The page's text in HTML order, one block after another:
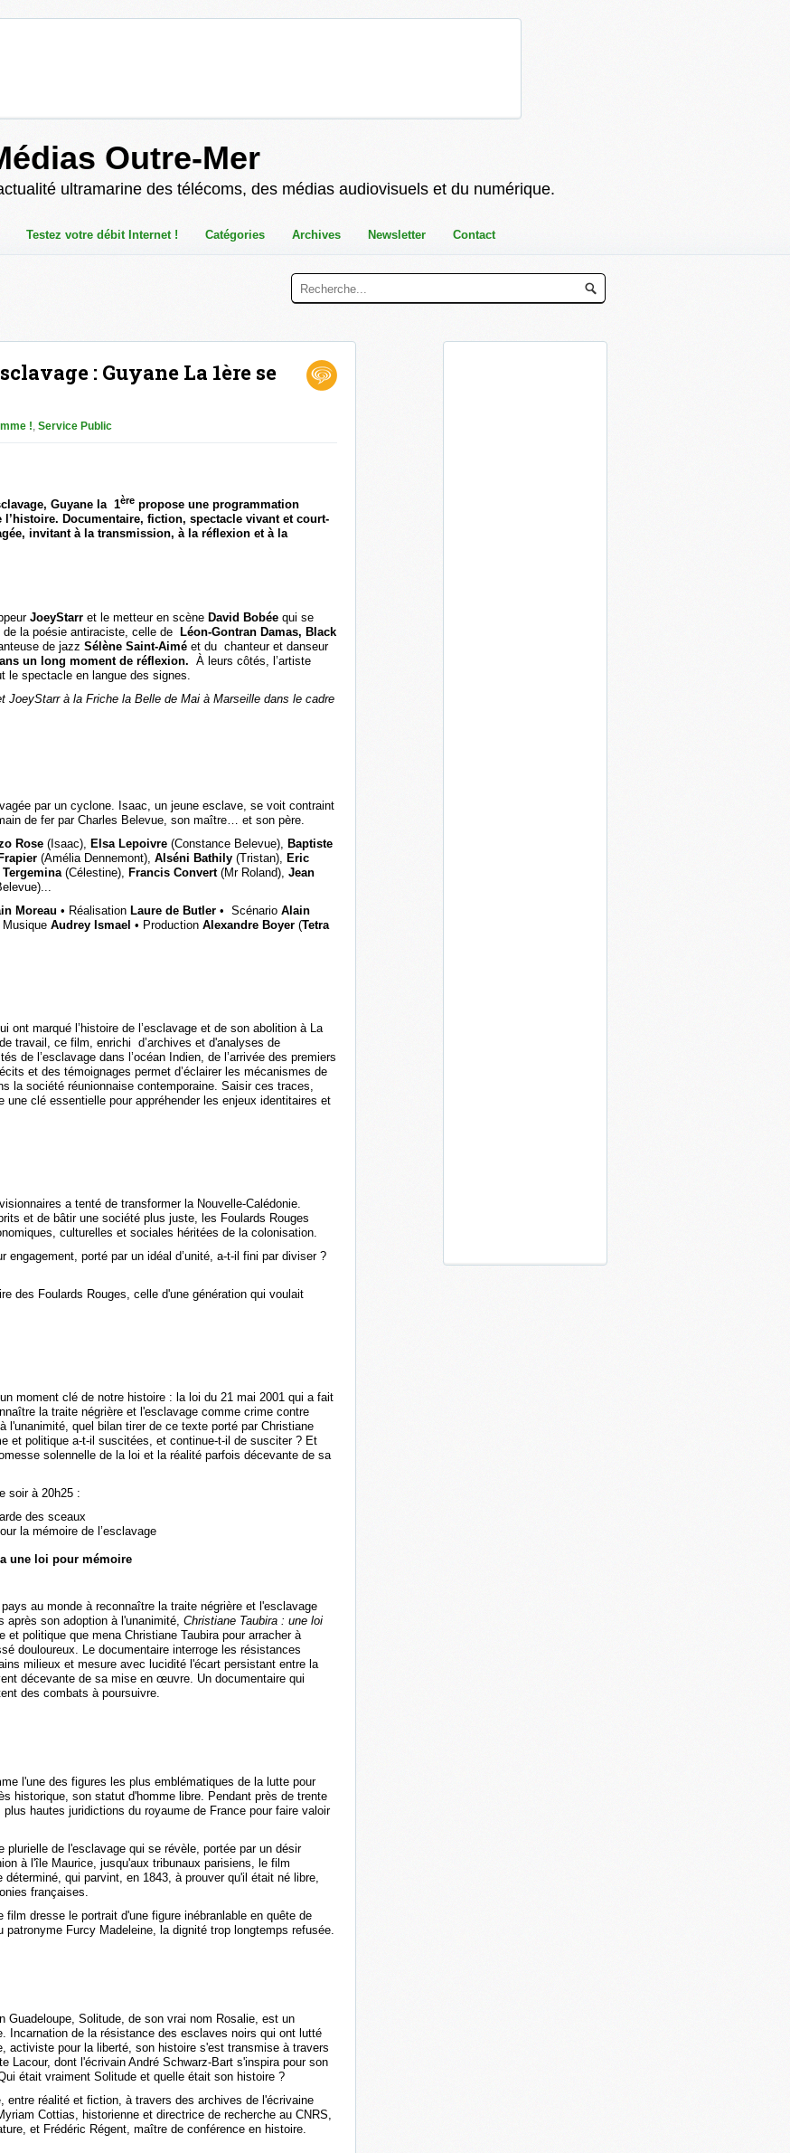
Outre-Mer
ultramarine des télécoms, des médias audiovisuels et du numérique.
Testez votre débit Internet ! Catégories Archives Newsletter Contact
: Guyane La 1ère se
!, Service Public
Guyane la 1ère propose une programmation
l’histoire. Documentaire, fiction, spectacle vivant et court-
invitant à la transmission, à la réflexion et à la
JoeyStarr et le metteur en scène David Bobée qui se
la poésie antiraciste, celle de Léon-Gontran Damas, Black
de jazz Sélène Saint-Aimé et du chanteur et danseur
un long moment de réflexion. À leurs côtés, l’artiste
le spectacle en langue des signes.
JoeyStarr à la Friche la Belle de Mai à Marseille dans le cadre
par un cyclone. Isaac, un jeune esclave, se voit contraint
de fer par Charles Belevue, son maître… et son père.
Rose (Isaac), Elsa Lepoivre (Constance Belevue),
Baptiste
(Amélia Dennemont), Alséni Bathily (Tristan),
Eric
(Célestine), Francis Convert(Mr Roland), Jean
Moreau • Réalisation Laure de Butler • Scénario Alain
Musique Audrey Ismael • Production Alexandre Boyer (Tetra
ont marqué l’histoire de l’esclavage et de son abolition à La
travail, ce film, enrichi d’archives et d'analyses de
de l’esclavage dans l’océan Indien, de l’arrivée des premiers
et des témoignages permet d’éclairer les mécanismes de
la société réunionnaise contemporaine. Saisir ces traces,
clé essentielle pour appréhender les enjeux identitaires et
a tenté de transformer la Nouvelle-Calédonie.
et de bâtir une société plus juste, les Foulards Rouges
culturelles et sociales héritées de la colonisation.
porté par un idéal d’unité, a-t-il fini par diviser ?
des Foulards Rouges, celle d'une génération qui voulait
moment clé de notre histoire : la loi du 21 mai 2001 qui a fait
la traite négrière et l'esclavage comme crime contre
l'unanimité, quel bilan tirer de ce texte porté par Christiane
et politique a-t-il suscitées, et continue-t-il de susciter ? Et
solennelle de la loi et la réalité parfois décevante de sa
soir à 20h25 :
des sceaux
la mémoire de l’esclavage
une loi pour mémoire
au monde à reconnaître la traite négrière et l'esclavage
son adoption à l'unanimité, Christiane Taubira : une loi
politique que mena Christiane Taubira pour arracher à
douloureux. Le documentaire interroge les résistances
milieux et mesure avec lucidité l'écart persistant entre la
décevante de sa mise en œuvre. Un documentaire qui
des combats à poursuivre.
l'une des figures les plus emblématiques de la lutte pour
historique, son statut d'homme libre. Pendant près de trente
hautes juridictions du royaume de France pour faire valoir
de l'esclavage qui se révèle, portée par un désir
à l'île Maurice, jusqu'aux tribunaux parisiens, le film
qui parvint, en 1843, à prouver qu'il était né libre,
françaises.
dresse le portrait d'une figure inébranlable en quête de
Furcy Madeleine, la dignité trop longtemps refusée.
Guadeloupe, Solitude, de son vrai nom Rosalie, est un
Incarnation de la résistance des esclaves noirs qui ont lutté
activiste pour la liberté, son histoire s'est transmise à travers
Lacour, dont l'écrivain André Schwarz-Bart s'inspira pour son
était vraiment Solitude et quelle était son histoire ?
entre réalité et fiction, à travers des archives de l'écrivaine
Cottias, historienne et directrice de recherche au CNRS,
et Frédéric Régent, maître de conférence en histoire.